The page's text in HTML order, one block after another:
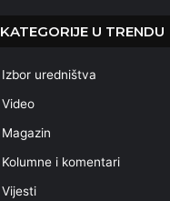
KATEGORIJE U TRENDU
Izbor uredništva
Video
Magazin
Kolumne i komentari
Vijesti